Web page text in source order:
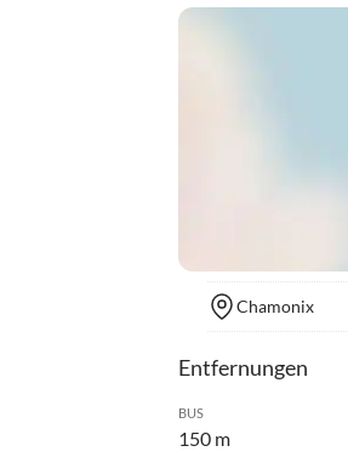
Chamonix
Entfernungen
BUS
150 m